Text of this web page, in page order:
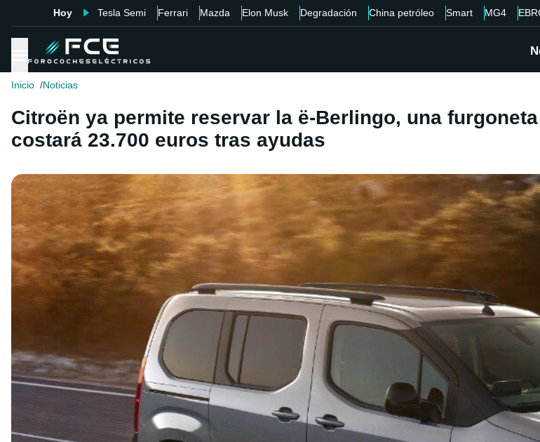
Hoy Tesla Semi Ferrari Mazda Elon Musk Degradación China petróleo Smart MG4
Inicio Noticias
Citroën ya permite reservar la ë-Berlingo, una
costará 23.700 euros tras ayudas